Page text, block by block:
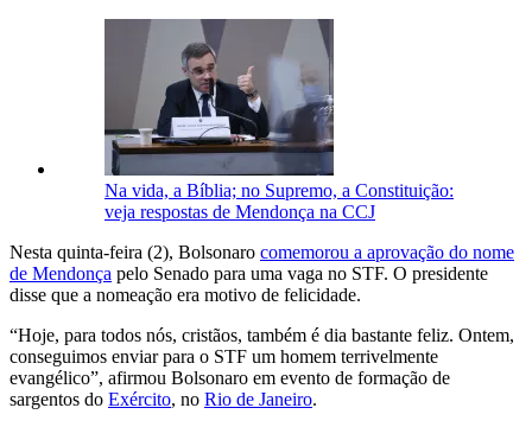
Na vida, a Bíblia; no Supremo, a Constituição:
veja respostas de Mendonça na CCJ
Nesta quinta-feira (2), Bolsonaro comemorou a aprovação do nome
de Mendonça pelo Senado para uma vaga no STF. O presidente
disse que a nomeação era motivo de felicidade.
“Hoje, para todos nós, cristãos, também é dia bastante feliz. Ontem,
conseguimos enviar para o STF um homem terrivelmente
evangélico”, afirmou Bolsonaro em evento de formação de
sargentos do Exército, no Rio de Janeiro.